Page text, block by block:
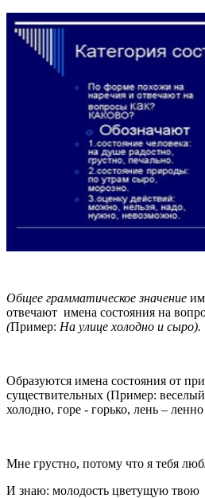
Общее грамматическое значение
отвечают имена состояния на
(Пример: На улице холодно и сыро).
Образуются имена состояния от
существительных (Пример:
холодно, горе - горько, лень –
Мне грустно, потому что я тебя
И знаю: молодость цветущую твою